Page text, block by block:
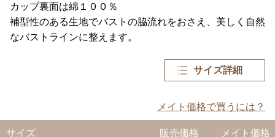
カップ裏面は綿１００％
補型性のある生地でバストの脇流れをおさえ、美しく自然
なバストラインに整えます。
サイズ詳細
メイト価格で買うには？
サイズ 販売価格 メイト価格